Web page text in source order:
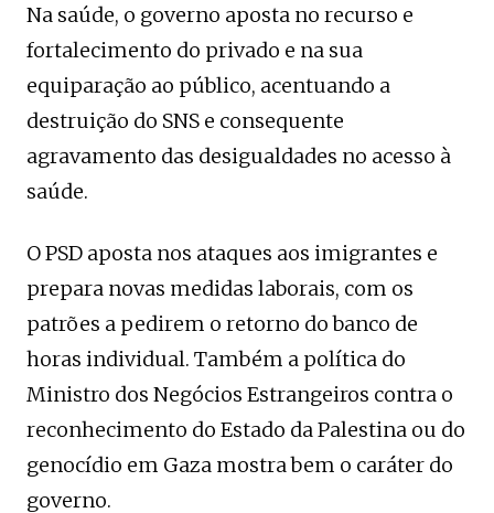
Na saúde, o governo aposta no recurso e
fortalecimento do privado e na sua
equiparação ao público, acentuando a
destruição do SNS e consequente
agravamento das desigualdades no acesso à
saúde.
O PSD aposta nos ataques aos imigrantes e
prepara novas medidas laborais, com os
patrões a pedirem o retorno do banco de
horas individual. Também a política do
Ministro dos Negócios Estrangeiros contra o
reconhecimento do Estado da Palestina ou do
genocídio em Gaza mostra bem o caráter do
governo.